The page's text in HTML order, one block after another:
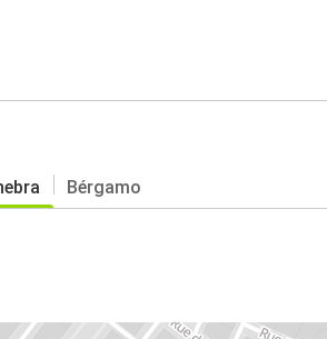
Bérgamo